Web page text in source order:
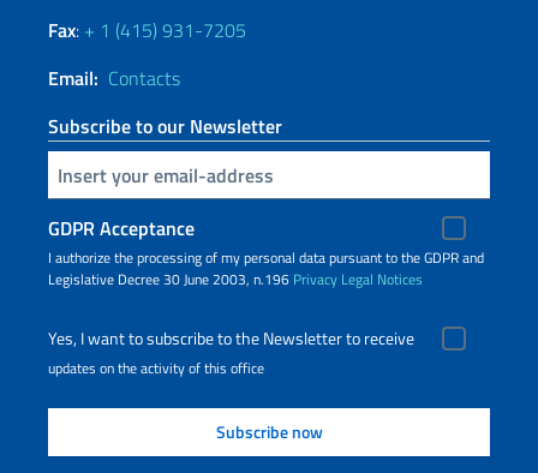
Fax: + 1 (415) 931-7205
Email: Contacts
Subscribe to our Newsletter
Insert your email
GDPR Acceptance
I authorize the processing of my personal data pursuant to the GDPR and
Legislative Decree 30 June 2003, n.196 Privacy Legal Notices
Yes, I want to subscribe to the Newsletter to receive
updates on the activity of this office